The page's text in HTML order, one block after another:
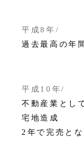
平成8年
過去最高の年
平成10年
不動産業とし
宅地造成
2年で完売とな